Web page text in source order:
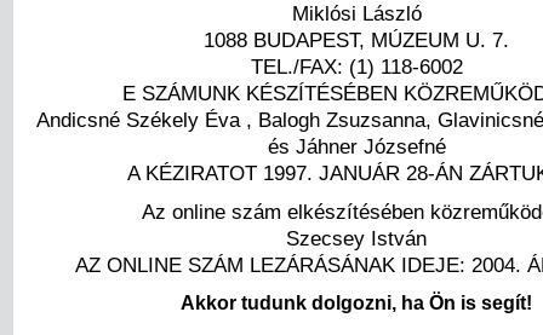
Miklósi László
1088 BUDAPEST, MÚZEUM U. 7.
TEL./FAX: (1) 118-6002
E SZÁMUNK KÉSZÍTÉSÉBEN
Andicsné Székely Éva , Balogh Zsuzsanna,
és Jáhner Józsefné
A KÉZIRATOT 1997. JANUÁR 28-ÁN
Az online szám elkészítésében
Szecsey István
AZ ONLINE SZÁM LEZÁRÁSÁNAK IDEJE: 2004.
Akkor tudunk dolgozni, ha Ön is segít!